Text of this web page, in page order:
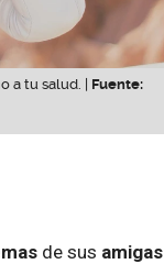
a tu salud. | Fuente:
de sus amigas